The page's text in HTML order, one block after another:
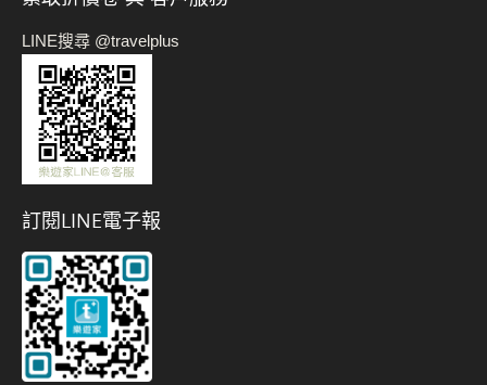
LINE搜尋 @travelplus
訂閱LINE電子報